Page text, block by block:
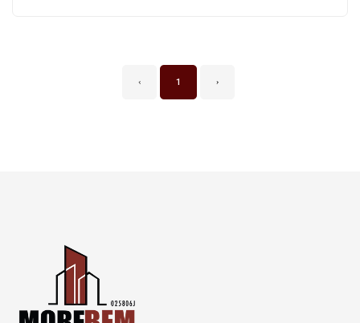
‹ 1 ›
Página inicial